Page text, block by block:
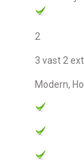
2
3 vast 2
Modern,